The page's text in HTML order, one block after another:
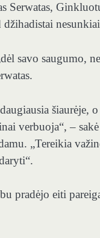
Serwatas,
savo saugumo,
šiaurėje,
verbuoja“, –
„Tereikia
pradėjo eiti